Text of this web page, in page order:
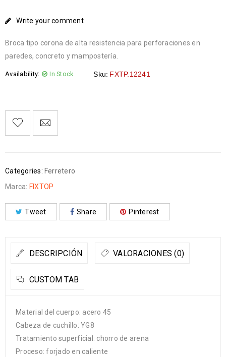
Write your comment
Broca tipo corona de alta resistencia para perforaciones en
paredes, concreto y mampostería.
Availability: In Stock Sku: FXTP.12241
Categories: Ferretero
Marca: FIXTOP
Tweet Share Pinterest
DESCRIPCIÓN VALORACIONES (0)
CUSTOM TAB
Material del cuerpo: acero 45
Cabeza de cuchillo: YG8
Tratamiento superficial: chorro de arena
Proceso: forjado en caliente